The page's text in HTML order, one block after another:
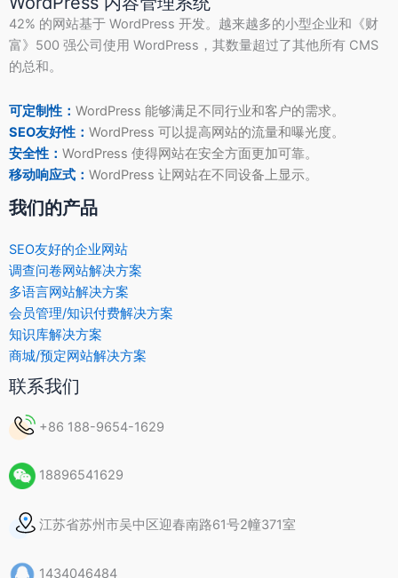
42% 的网站基于 WordPress 开发。越来越多的小型企业和《财
富》500 强公司使用 WordPress，其数量超过了其他所有 CMS
的总和。
可定制性： WordPress 能够满足不同行业和客户的需求。
SEO友好性： WordPress 可以提高网站的流量和曝光度。
安全性： WordPress 使得网站在安全方面更加可靠。
移动响应式： WordPress 让网站在不同设备上显示。
我们的产品
SEO友好的企业网站
调查问卷网站解决方案
多语言网站解决方案
会员管理/知识付费解决方案
知识库解决方案
商城/预定网站解决方案
联系我们
+86 188-9654-1629
18896541629
江苏省苏州市吴中区迎春南路61号2幢371室
1434046484